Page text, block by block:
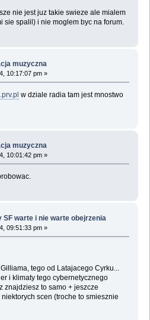
nie jest juz takie swieze ale mialem
sie spalil) i nie moglem byc na forum.
muzyczna
10:17:07 pm »
w dziale radia tam jest mnostwo
muzyczna
10:01:42 pm »
SF warte i nie warte obejrzenia
09:51:33 pm »
tego od Latajacego Cyrku...
i klimaty tego cybernetycznego
znajdziesz to samo + jeszcze
scen (troche to smiesznie